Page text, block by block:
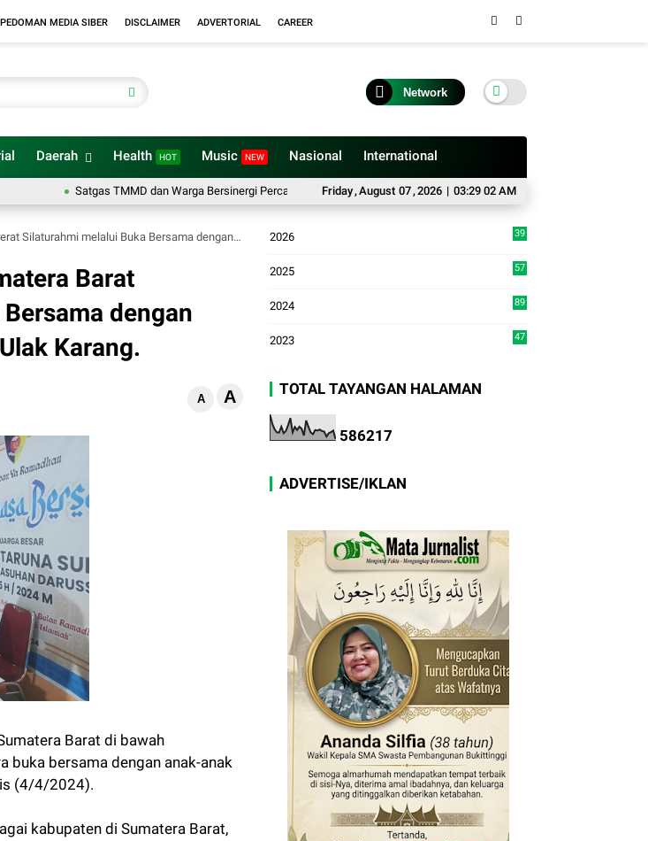
PEDOMAN MEDIA SIBER DISCLAIMER ADVERTORIAL CAREER
Network
Daerah Health HOT Music NEW Nasional International
Friday,August 07,2026 | 03:29 03 AM
Satgas TMMD dan Warga Bersinergi Percantik RTLH Milik Ibu Ermawati di Agam Miliki 62 Paket Sabu, Seorang
dengan Anak-anak Panti Asuhan Darussalam Ulak Karang.
Barat
dengan
Karang.
A A
Barat di bawah
buka bersama dengan anak-anak
(4/4/2024).
kabupaten di Sumatera Barat,
2026
39
2025
57
2024
89
2023 47
TOTAL TAYANGAN HALAMAN
586217
ADVERTISE/IKLAN